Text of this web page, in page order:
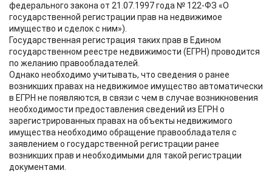
федерального закона от 21.07.1997 года № 122-ФЗ «О
государственной регистрации прав на недвижимое
имущество и сделок с ним»).
Государственная регистрация таких прав в Едином
государственном реестре недвижимости (ЕГРН) проводится
по желанию правообладателей.
Однако необходимо учитывать, что сведения о ранее
возникших правах на недвижимое имущество автоматически
в ЕГРН не появляются, в связи с чем в случае возникновения
необходимости предоставления сведений из ЕГРН о
зарегистрированных правах на объекты недвижимого
имущества необходимо обращение правообладателя с
заявлением о государственной регистрации ранее
возникших прав и необходимыми для такой регистрации
документами.